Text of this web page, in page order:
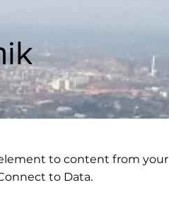
to content from your
to Data.